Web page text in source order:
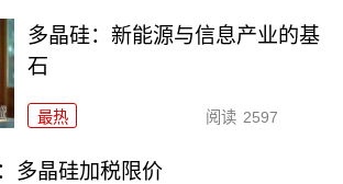
多晶硅：新能源与信息产业的基
石
最热 阅读 2597
多晶硅加税限价